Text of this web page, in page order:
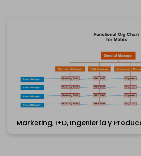
Marketing, I+D, Ingeniería y